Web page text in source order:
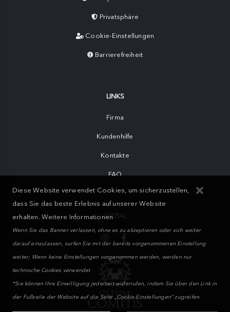
Privatsphäre
Cookie-Einstellungen
Barrierefreiheit
LINKS
Firma
Kundenhilfe
Kontakte
FAQ
SOZIAL
Diese Website verwendet Cookies, um sicherzustellen,
dass Sie das beste Erlebnis auf unserer Website
erhalten.Weitere Informationen
Wenn Sie das Banner verlassen, ohne es zu akzeptieren oder sich weiter
darauf einzulassen, surfen Sie mit der bereits vorgenommenen Einstellung
weiter; Wenn keine Einstellungen vorgenommen werden, werden nur
technische Cookies verwendet
*Sie können Ihre Einwilligung jederzeit widerrufen, indem Sie über den Link in
der Fußzeile der Website auf die Seite „Cookie-Einstellungen“ zugreifen.